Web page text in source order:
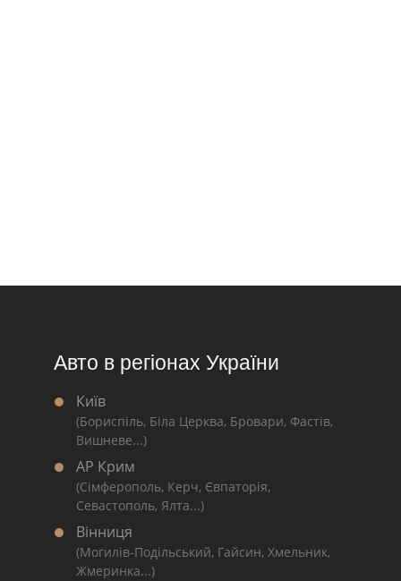
Авто в регіонах України
Київ
(Бориспіль, Біла Церква, Бровари, Фастів,
Вишневе...)
АР Крим
(Сімферополь, Керч, Євпаторія,
Севастополь, Ялта...)
Вінниця
(Могилів-Подільський, Гайсин, Хмельник,
Жмеринка...)